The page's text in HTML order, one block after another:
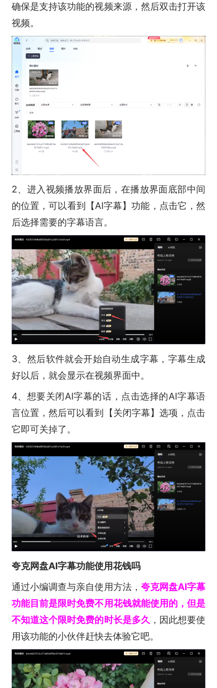
确保是支持该功能的视频来源，然后双击打开该
视频。
2、进入视频播放界面后，在播放界面底部中间
的位置，可以看到【AI字幕】功能，点击它，然
后选择需要的字幕语言。
3、然后软件就会开始自动生成字幕，字幕生成
好以后，就会显示在视频界面中。
4、想要关闭AI字幕的话，点击选择的AI字幕语
言位置，然后可以看到【关闭字幕】选项，点击
它即可关掉了。
夸克网盘AI字幕功能使用花钱吗
通过小编调查与亲自使用方法， 夸克网盘AI字幕
功能目前是限时免费不用花钱就能使用的，但是
不知道这个限时免费的时长是多久，因此想要使
用该功能的小伙伴赶快去体验它吧。